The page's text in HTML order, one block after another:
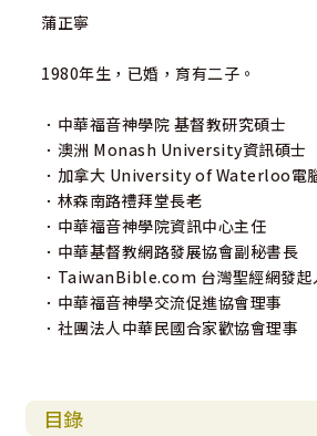
蒲正寧
1980年生，已婚，育有二子。
．中華福音神學院 基督教研究碩士
．澳洲 Monash University資訊碩士
．加拿大 University of Waterloo電
．林森南路禮拜堂長老
．中華福音神學院資訊中心主任
．中華基督教網路發展協會副秘書長
．TaiwanBible.com 台灣聖經網發起
．中華福音神學交流促進協會理事
．社團法人中華民國合家歡協會理事
目錄